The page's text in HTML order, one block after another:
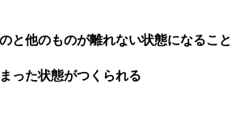
と他のものが離れない状態になること
った状態がつくられる